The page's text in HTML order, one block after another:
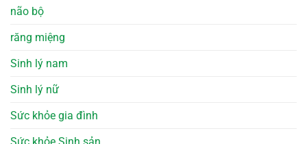
não bộ
răng miệng
Sinh lý nam
Sinh lý nữ
Sức khỏe gia đình